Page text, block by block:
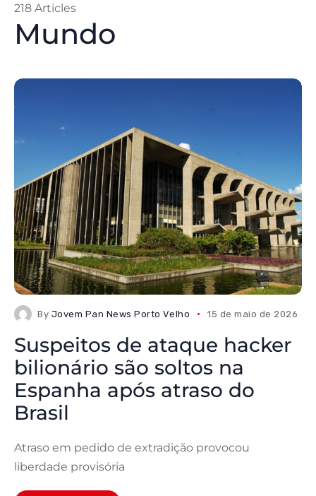
Mundo
218 Articles
By Jovem Pan News Porto Velho 15 de maio de 2026
Suspeitos de ataque hacker
bilionário são soltos na
Espanha após atraso do
Brasil
Atraso em pedido de extradição provocou
liberdade provisória